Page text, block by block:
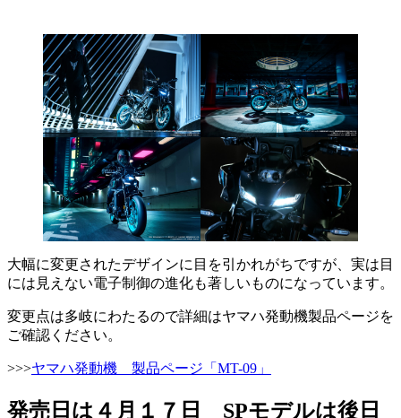
大幅に変更されたデザインに目を引かれがちですが、実は目
には見えない電子制御の進化も著しいものになっています。
変更点は多岐にわたるので詳細はヤマハ発動機製品ページを
ご確認ください。
>>>ヤマハ発動機 製品ページ「MT-09」
発売日は４月１７日 SPモデルは後日